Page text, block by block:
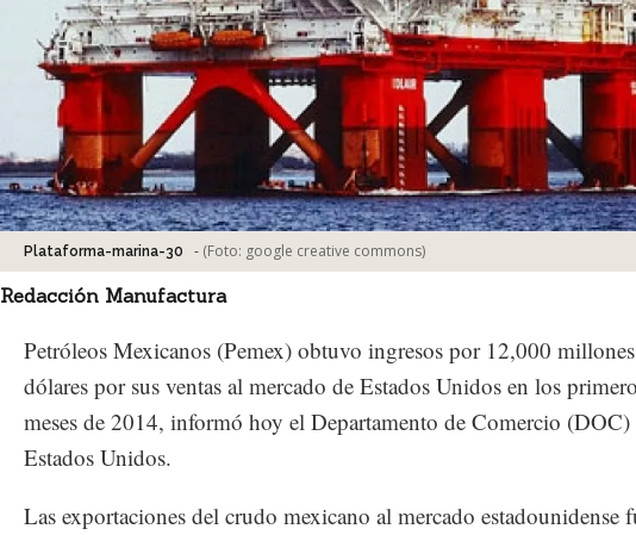
Plataforma-marina-30 - (Foto: google creative commons)
Redacción Manufactura
Petróleos Mexicanos (Pemex) obtuvo ingresos por 12,000
dólares por sus ventas al mercado de Estados Unidos en los
meses de 2014, informó hoy el Departamento de Comercio (DOC)
Estados Unidos.
Las exportaciones del crudo mexicano al mercado estadounidense